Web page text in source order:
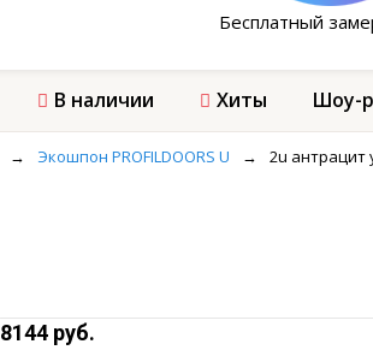
Бесплатный
В наличии Хиты Шоу-
→ Экошпон PROFILDOORS U → 2u антрацит
8144 руб.